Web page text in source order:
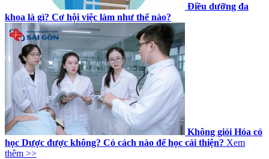
Điều dưỡng đa
khoa là gì? Cơ hội việc làm như thế nào?
Không giỏi Hóa có
học Dược được không? Có cách nào để học cải thiện? Xem
thêm >>